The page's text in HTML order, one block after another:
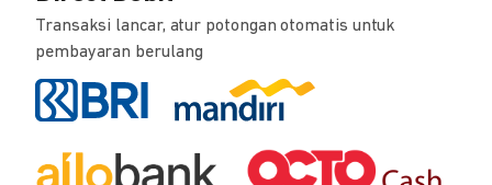
Transaksi lancar, atur potongan otomatis untuk
pembayaran berulang